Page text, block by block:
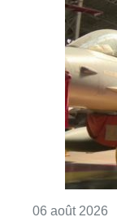
Saint-
Senne